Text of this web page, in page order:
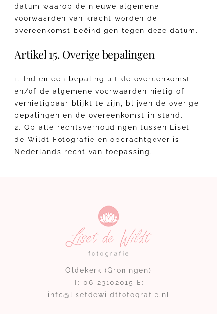
datum waarop de nieuwe algemene
voorwaarden van kracht worden de
overeenkomst beëindigen tegen deze datum.
Artikel 15. Overige bepalingen
1. Indien een bepaling uit de overeenkomst
en/of de algemene voorwaarden nietig of
vernietigbaar blijkt te zijn, blijven de overige
bepalingen en de overeenkomst in stand.
2. Op alle rechtsverhoudingen tussen Liset
de Wildt Fotografie en opdrachtgever is
Nederlands recht van toepassing.
Oldekerk (Groningen)
T: 06-23102015 E:
info@lisetdewildtfotografie.nl